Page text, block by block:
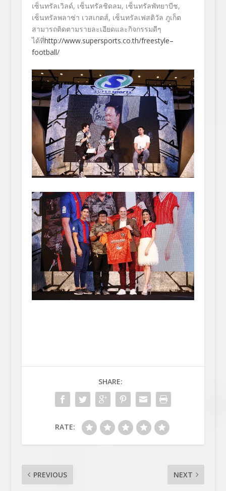
เซ็นทรัลเวิลด์, เซ็นทรัลชิดลม, เซ็นทรัลพัทยาบีช,
เซ็นทรัลพลาซ่า เวสเกตส์, เซ็นทรัลเฟสติวัล ภูเก็ต
สามารถติดตามรายละเอียดและกิจกรรมดีๆ
ได้ที่http://www.supersports.co.th/freestyle–
football/
SHARE:
RATE:
PREVIOUS NEXT